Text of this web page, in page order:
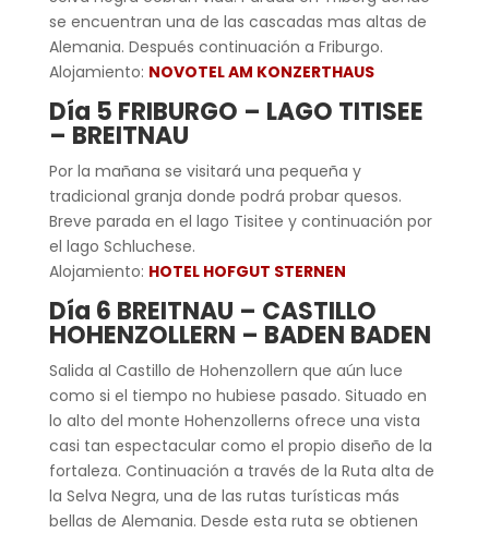
se encuentran una de las cascadas mas altas de
Alemania. Después continuación a Friburgo.
Alojamiento: NOVOTEL AM KONZERTHAUS
Día 5 FRIBURGO – LAGO TITISEE
– BREITNAU
Por la mañana se visitará una pequeña y
tradicional granja donde podrá probar quesos.
Breve parada en el lago Tisitee y continuación por
el lago Schluchese.
Alojamiento: HOTEL HOFGUT STERNEN
Día 6 BREITNAU – CASTILLO
HOHENZOLLERN – BADEN BADEN
Salida al Castillo de Hohenzollern que aún luce
como si el tiempo no hubiese pasado. Situado en
lo alto del monte Hohenzollerns ofrece una vista
casi tan espectacular como el propio diseño de la
fortaleza. Continuación a través de la Ruta alta de
la Selva Negra, una de las rutas turísticas más
bellas de Alemania. Desde esta ruta se obtienen